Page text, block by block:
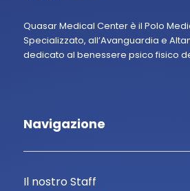
Quasar Medical Center è il Polo
Specializzato, all’Avanguardia e
dedicato al benessere psico fisico
Navigazione
Il nostro Staff